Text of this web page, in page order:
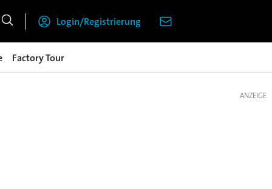
Login/Registrierung
Factory Tour
ANZEIGE